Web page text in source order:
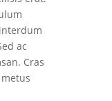
ac
Cras